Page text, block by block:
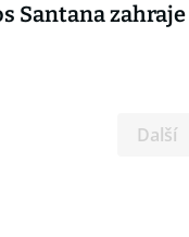
Santana zahraje
Další